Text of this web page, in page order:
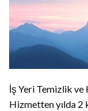
İş Yeri Temizlik ve
Hizmetten yılda 2